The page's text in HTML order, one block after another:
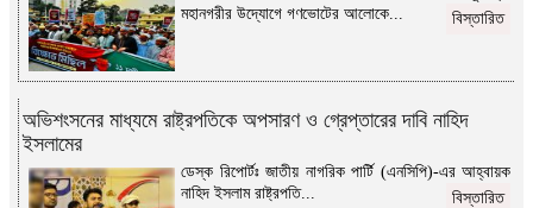
মহানগরীর উদ্যোগে গণভোটের আলোকে...
বিস্তারিত
অভিশংসনের মাধ্যমে রাষ্ট্রপতিকে অপসারণ ও গ্রেপ্তারের দাবি নাহিদ
ইসলামের
ডেস্ক রিপোর্টঃ জাতীয় নাগরিক পার্টি (এনসিপি)-এর আহ্বায়ক
নাহিদ ইসলাম রাষ্ট্রপতি...
বিস্তারিত